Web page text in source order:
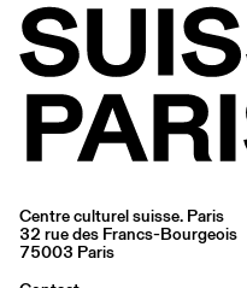
Centre culturel suisse. Paris
32 rue des Francs-Bourgeois
75003 Paris